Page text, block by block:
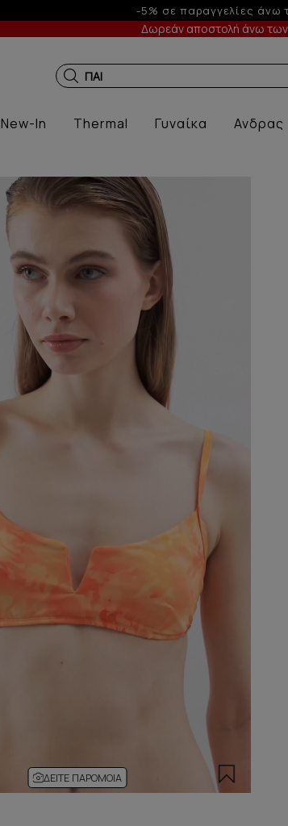
-10% σε
Δωρεάν αποστολή άνω
ΠΑΙΔΙΚΑ ΕΣΩΡΟΥΧΑ ΜΕ ΠΡ
New-In Thermal Γυναίκα Ανδρας
ΔΕΊΤΕ ΠΑΡΌΜΟΙΑ